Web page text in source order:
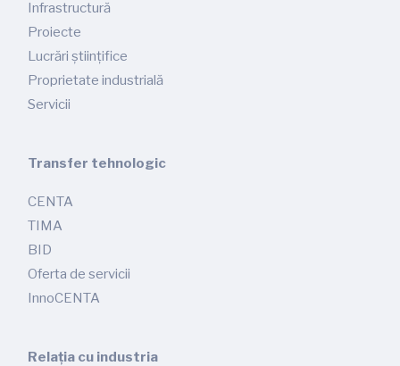
Infrastructură
Proiecte
Lucrări științifice
Proprietate industrială
Servicii
Transfer tehnologic
CENTA
TIMA
BID
Oferta de servicii
InnoCENTA
Relația cu industria